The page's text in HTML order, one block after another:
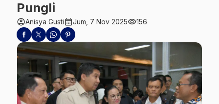
Pungli
account_circleAnisya Gusticalendar_monthJum, 7 Nov 2025visibility156